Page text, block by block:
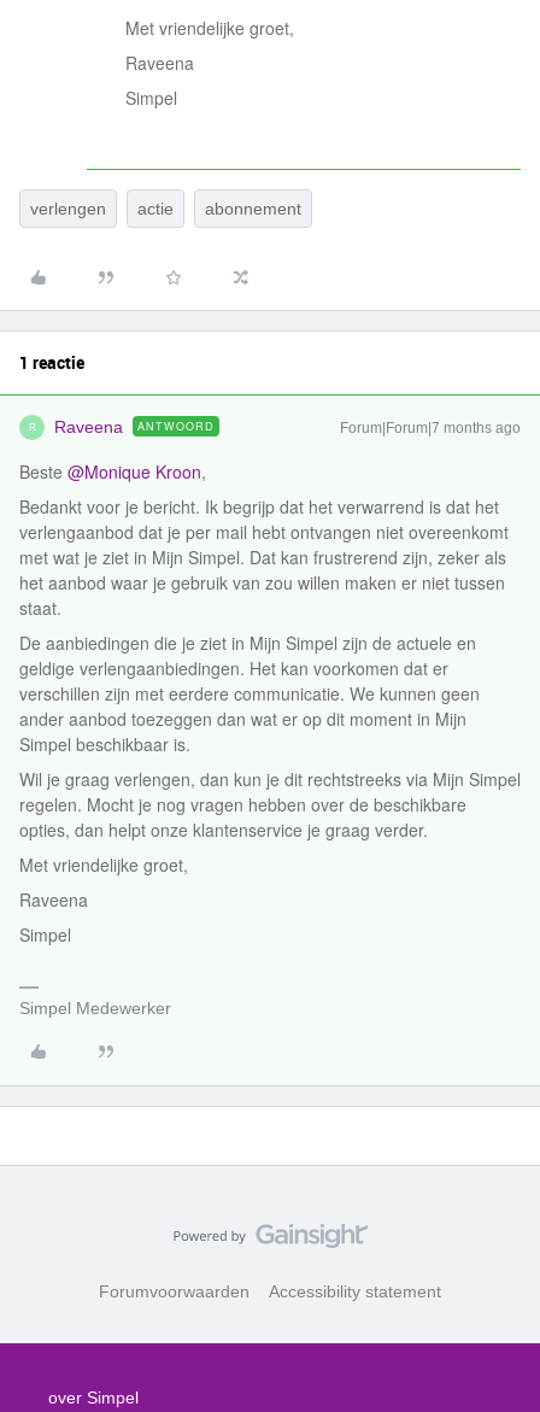
Met vriendelijke groet,
Raveena
Simpel
verlengen actie abonnement
1 reactie
R Raveena ANTWOORD Forum|Forum|7 months ago
Beste ​ @Monique Kroon,
Bedankt voor je bericht. Ik begrijp dat het verwarrend is dat het
verlengaanbod dat je per mail hebt ontvangen niet overeenkomt
met wat je ziet in Mijn Simpel. Dat kan frustrerend zijn, zeker als
het aanbod waar je gebruik van zou willen maken er niet tussen
staat.
De aanbiedingen die je ziet in Mijn Simpel zijn de actuele en
geldige verlengaanbiedingen. Het kan voorkomen dat er
verschillen zijn met eerdere communicatie. We kunnen geen
ander aanbod toezeggen dan wat er op dit moment in Mijn
Simpel beschikbaar is.
Wil je graag verlengen, dan kun je dit rechtstreeks via Mijn Simpel
regelen. Mocht je nog vragen hebben over de beschikbare
opties, dan helpt onze klantenservice je graag verder.
Met vriendelijke groet,
Raveena
Simpel
Simpel Medewerker
Forumvoorwaarden Accessibility statement
over Simpel